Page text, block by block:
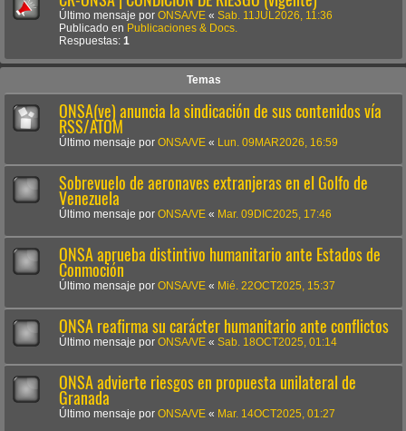
Último mensaje por ONSA/VE « Sab. 11JUL2026, 11:36
Publicado en Publicaciones & Docs.
Respuestas: 1
Temas
ONSA(ve) anuncia la sindicación de sus contenidos vía
RSS/ATOM
Último mensaje por ONSA/VE « Lun. 09MAR2026, 16:59
Sobrevuelo de aeronaves extranjeras en el Golfo de
Venezuela
Último mensaje por ONSA/VE « Mar. 09DIC2025, 17:46
ONSA aprueba distintivo humanitario ante Estados de
Conmoción
Último mensaje por ONSA/VE « Mié. 22OCT2025, 15:37
ONSA reafirma su carácter humanitario ante conflictos
Último mensaje por ONSA/VE « Sab. 18OCT2025, 01:14
ONSA advierte riesgos en propuesta unilateral de
Granada
Último mensaje por ONSA/VE « Mar. 14OCT2025, 01:27